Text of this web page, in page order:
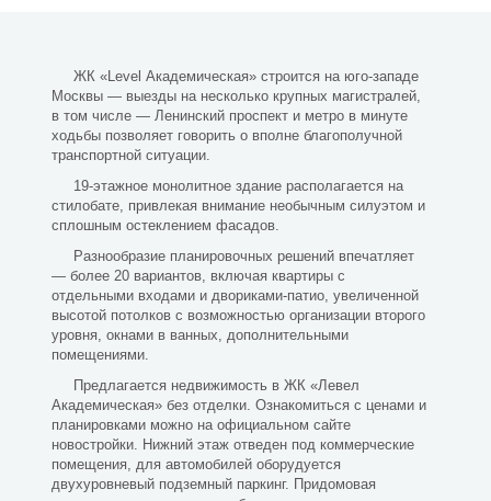
ЖК «Level Академическая» строится на юго-западе
Москвы — выезды на несколько крупных магистралей,
в том числе — Ленинский проспект и метро в минуте
ходьбы позволяет говорить о вполне благополучной
транспортной ситуации.
19-этажное монолитное здание располагается на
стилобате, привлекая внимание необычным силуэтом и
сплошным остеклением фасадов.
Разнообразие планировочных решений впечатляет
— более 20 вариантов, включая квартиры с
отдельными входами и двориками-патио, увеличенной
высотой потолков с возможностью организации второго
уровня, окнами в ванных, дополнительными
помещениями.
Предлагается недвижимость в ЖК «Левел
Академическая» без отделки. Ознакомиться с ценами и
планировками можно на официальном сайте
новостройки. Нижний этаж отведен под коммерческие
помещения, для автомобилей оборудуется
двухуровневый подземный паркинг. Придомовая